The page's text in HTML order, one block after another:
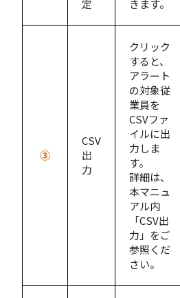
定
きます。
③
CSV
出
力
クリック
すると、
アラート
の対象従
業員を
CSVファ
イルに出
力しま
す。
詳細は、
本マニュ
アル内
「CSV出
力」をご
参照くだ
さい。